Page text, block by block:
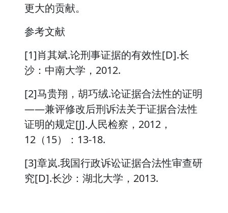
更大的贡献。
参考文献
[1]肖其斌.论刑事证据的有效性[D].长
沙：中南大学，2012.
[2]马贵翔，胡巧绒.论证据合法性的证明
——兼评修改后刑诉法关于证据合法性
证明的规定[J].人民检察，2012，
12（15）：13-18.
[3]章岚.我国行政诉讼证据合法性审查研
究[D].长沙：湖北大学，2013.